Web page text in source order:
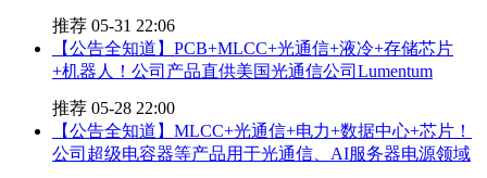
推荐 05-31 22:06
【公告全知道】PCB+MLCC+光通信+液冷+存储芯片
+机器人！公司产品直供美国光通信公司Lumentum
推荐 05-28 22:00
【公告全知道】MLCC+光通信+电力+数据中心+芯片！
公司超级电容器等产品用于光通信、AI服务器电源领域